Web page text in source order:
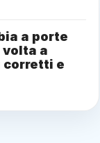
a porte
volta a
corretti e